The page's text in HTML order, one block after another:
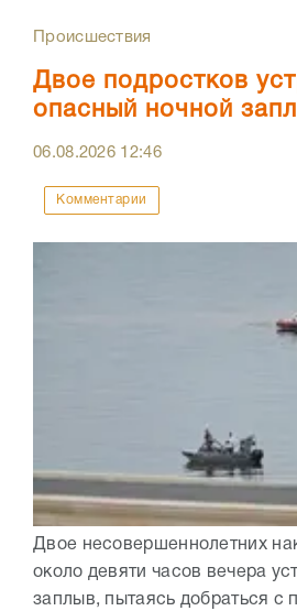
Происшествия
Двое подростков
опасный ночной
06.08.2026 12:46
Комментарии
Двое несовершеннолетних
около девяти часов вечера
заплыв, пытаясь добраться с